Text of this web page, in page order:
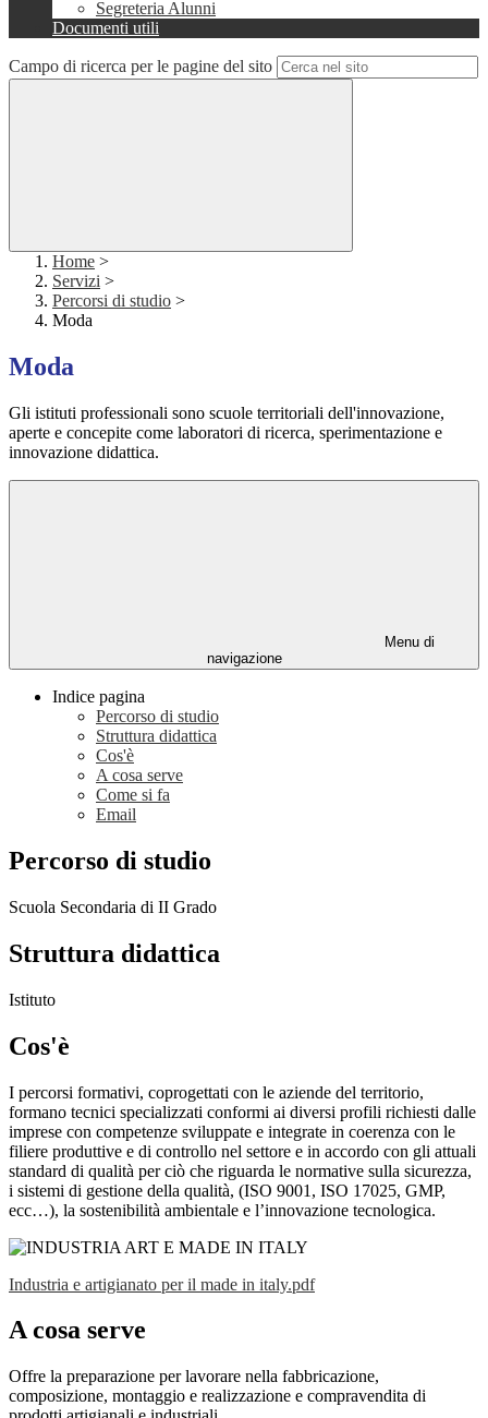
Segreteria Alunni
Documenti utili
Campo di ricerca per le pagine del sito
Home >
Servizi >
Percorsi di studio >
Moda
Moda
Gli istituti professionali sono scuole territoriali dell'innovazione,
aperte e concepite come laboratori di ricerca, sperimentazione e
innovazione didattica.
Menu di
navigazione
Indice pagina
Percorso di studio
Struttura didattica
Cos'è
A cosa serve
Come si fa
Email
Percorso di studio
Scuola Secondaria di II Grado
Struttura didattica
Istituto
Cos'è
I percorsi formativi, coprogettati con le aziende del territorio,
formano tecnici specializzati conformi ai diversi profili richiesti dalle
imprese con competenze sviluppate e integrate in coerenza con le
filiere produttive e di controllo nel settore e in accordo con gli attuali
standard di qualità per ciò che riguarda le normative sulla sicurezza,
i sistemi di gestione della qualità, (ISO 9001, ISO 17025, GMP,
ecc…), la sostenibilità ambientale e l’innovazione tecnologica.
Industria e artigianato per il made in italy.pdf
A cosa serve
Offre la preparazione per lavorare nella fabbricazione,
composizione, montaggio e realizzazione e compravendita di